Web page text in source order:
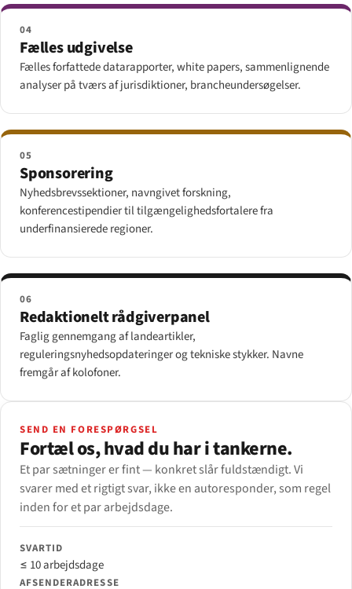
04
Fælles udgivelse
Fælles forfattede datarapporter, white papers, sammenlignende
analyser på tværs af jurisdiktioner, brancheundersøgelser.
05
Sponsorering
Nyhedsbrevssektioner, navngivet forskning,
konferencestipendier til tilgængeligheds­fortalere fra
underfinansierede regioner.
06
Redaktionelt rådgiverpanel
Faglig gennemgang af landeartikler,
reguleringsnyhedsopdateringer og tekniske stykker. Navne
fremgår af kolofoner.
SEND EN FORESPØRGSEL
Fortæl os, hvad du har i tankerne.
Et par sætninger er fint — konkret slår fuldstændigt. Vi
svarer med et rigtigt svar, ikke en autoresponder, som regel
inden for et par arbejdsdage.
SVARTID
≤ 10 arbejdsdage
AFSENDERADRESSE